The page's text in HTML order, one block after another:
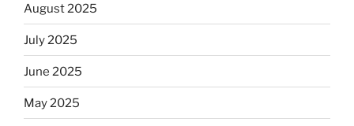
August 2025
July 2025
June 2025
May 2025